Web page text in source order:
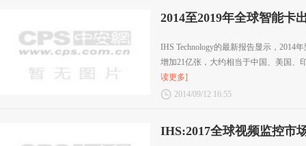
2014至2019年全球智能卡
IHS Technology的最新报告显示，2014
增加21亿张，大约相当于中国、美国、
读更多]
2014/09/12 16:55
IHS:2017全球视频监控市